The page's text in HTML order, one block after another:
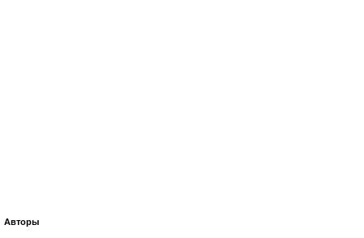
Авторы